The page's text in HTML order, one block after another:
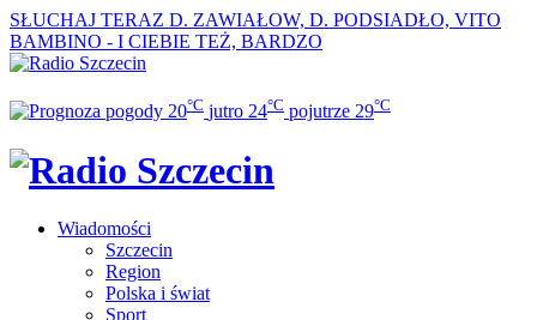
SŁUCHAJ TERAZ D. ZAWIAŁOW, D. PODSIADŁO, VITO
BAMBINO - I CIEBIE TEŻ, BARDZO
20°C jutro 24°C pojutrze 29°C
Wiadomości
Szczecin
Region
Polska i świat
Sport